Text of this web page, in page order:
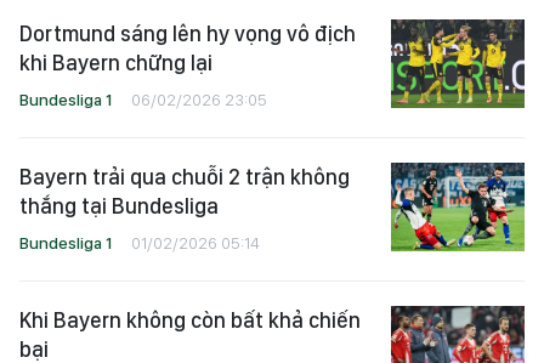
Dortmund sáng lên hy vọng vô địch
khi Bayern chững lại
Bundesliga 1 06/02/2026 23:05
Bayern trải qua chuỗi 2 trận không
thắng tại Bundesliga
Bundesliga 1 01/02/2026 05:14
Khi Bayern không còn bất khả chiến
bại